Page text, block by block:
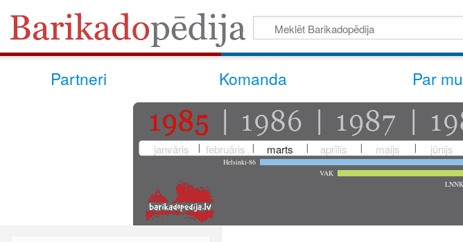
Partneri Komanda Par
janvāris februāris marts aprīlis maijs jūnijs
Helsinki-86
VAK
LNNK